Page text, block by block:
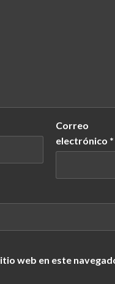
Correo
electrónico *
web en este